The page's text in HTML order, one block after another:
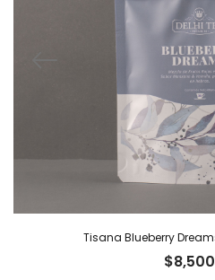
Tisana Blueberry
$